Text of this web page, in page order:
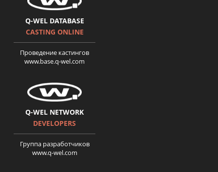
История Ольги Шумейко.
Поверніть мені красу. Серия
Q-WEL DATABASE
CASTING ONLINE
Проведение кастингов
www.base.q-wel.com
Q-WEL NETWORK
DEVELOPERS
Группа разработчиков
www.q-wel.com